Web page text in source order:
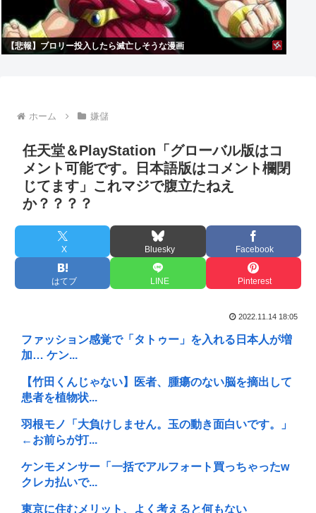
【悲報】ブロリー投入したら滅亡しそうな漫画
ホーム 嫌儲
任天堂＆PlayStation「グローバル版はコ
メント可能です。日本語版はコメント欄閉
じてます」これマジで腹立たねえ
か？？？？
X Bluesky Facebook
はてブ LINE Pinterest
2022.11.14 18:05
ファッション感覚で「タトゥー」を入れる日本人が増
加… ケン...
【竹田くんじゃない】医者、腫瘍のない脳を摘出して
患者を植物状...
羽根モノ「大負けしません。玉の動き面白いです。」
←お前らが打...
ケンモメンサー「一括でアルフォート買っちゃったw
クレカ払いで...
東京に住むメリット、よく考えると何もない